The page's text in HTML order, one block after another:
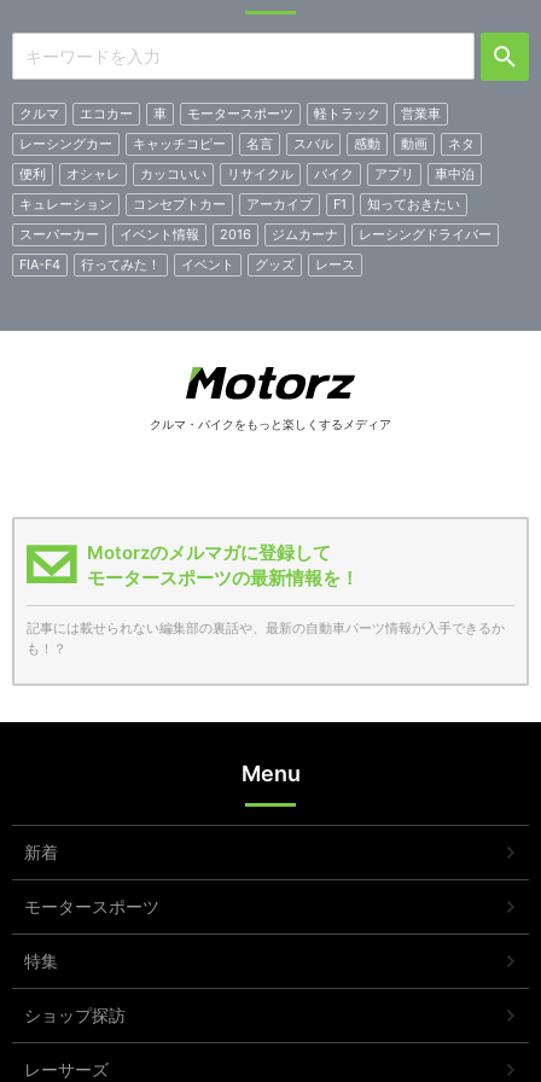
クルマ エコカー 車 モータースポーツ 軽トラック
営業車
レーシングカー
キャッチコピー 名言 スバル 感動 動画
ネタ
便利
オシャレ カッコいい リサイクル バイク アプリ
車中泊
キュレーション
コンセプトカー アーカイブ F1
知っておきたい
スーパーカー
イベント情報 2016 ジムカーナ
レーシングドライバー
FIA-F4
行ってみた！ イベント グッズ レース
クルマ・バイクをもっと楽しくするメディア
Motorzのメルマガに登録して
モータースポーツの最新情報を！
記事には載せられない編集部の裏話や、最新の自動車パーツ情報が入手できるか
も！？
Menu
新着
モータースポーツ
特集
ショップ探訪
レーサーズ